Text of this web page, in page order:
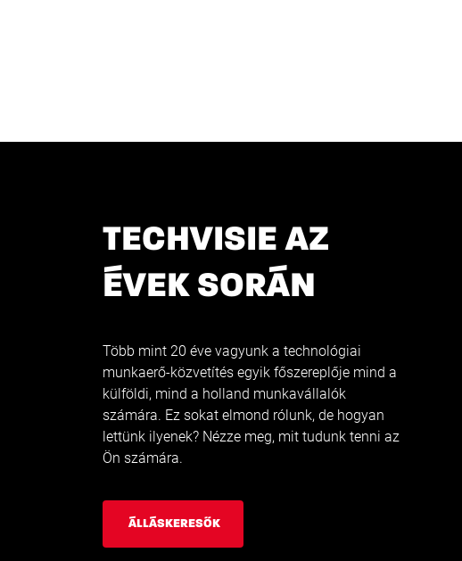
TECHVISIE AZ
ÉVEK SORÁN
Több mint 20 éve vagyunk a technológiai
munkaerő-közvetítés egyik főszereplője mind a
külföldi, mind a holland munkavállalók
számára. Ez sokat elmond rólunk, de hogyan
lettünk ilyenek? Nézze meg, mit tudunk tenni az
Ön számára.
ÁLLÁSKERESŐK